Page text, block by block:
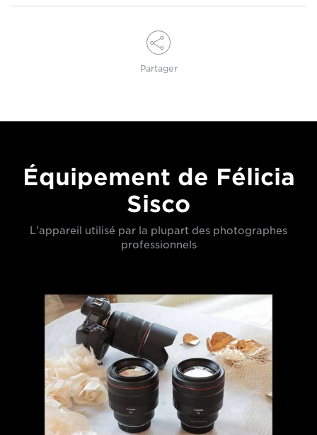
Partager
Équipement de Félicia
Sisco
L'appareil utilisé par la plupart des photographes
professionnels